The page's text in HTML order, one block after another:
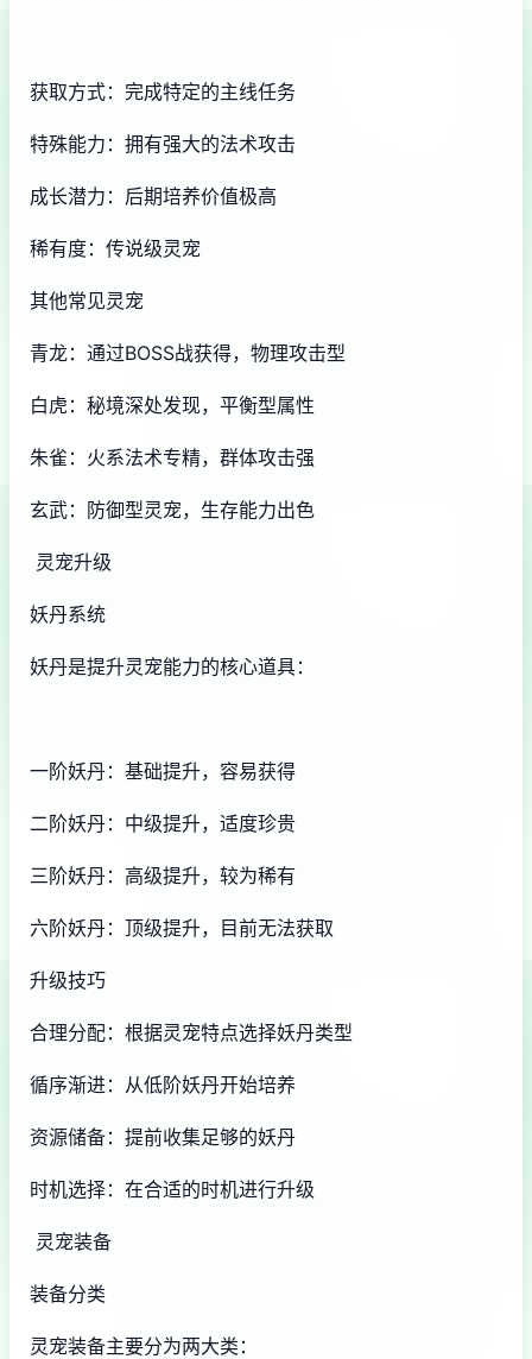
获取方式：完成特定的主线任务
特殊能力：拥有强大的法术攻击
成长潜力：后期培养价值极高
稀有度：传说级灵宠
其他常见灵宠
青龙：通过BOSS战获得，物理攻击型
白虎：秘境深处发现，平衡型属性
朱雀：火系法术专精，群体攻击强
玄武：防御型灵宠，生存能力出色
灵宠升级
妖丹系统
妖丹是提升灵宠能力的核心道具：
一阶妖丹：基础提升，容易获得
二阶妖丹：中级提升，适度珍贵
三阶妖丹：高级提升，较为稀有
六阶妖丹：顶级提升，目前无法获取
升级技巧
合理分配：根据灵宠特点选择妖丹类型
循序渐进：从低阶妖丹开始培养
资源储备：提前收集足够的妖丹
时机选择：在合适的时机进行升级
灵宠装备
装备分类
灵宠装备主要分为两大类：